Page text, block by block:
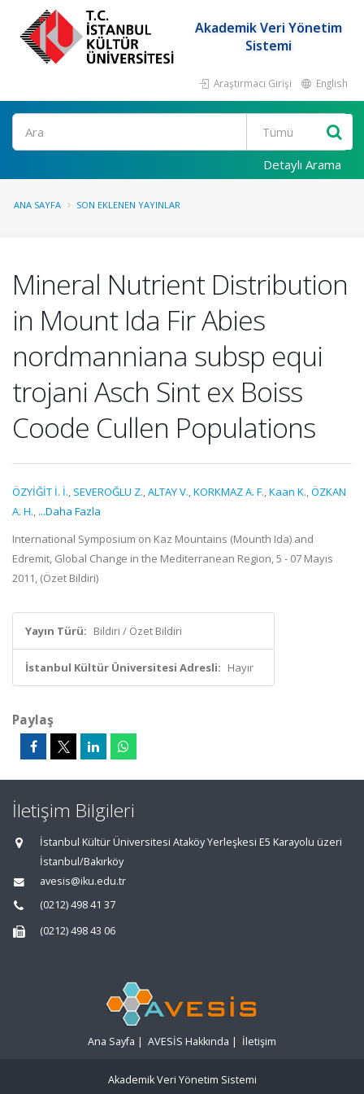
Akademik Veri Yönetim
Sistemi
Araştırmacı Girişi English
Ara
Detaylı Arama
ANA SAYFA SON EKLENEN YAYINLAR
Mineral Nutrient Distribution
in Mount Ida Fir Abies
nordmanniana subsp equi
trojani Asch Sint ex Boiss
Coode Cullen Populations
ÖZYİĞİT İ. İ., SEVEROĞLU Z.,ALTAY V.,KORKMAZ A. F.,Kaan K.,ÖZKAN
A. H., ...Daha Fazla
International Symposium on Kaz Mountains (Mounth Ida) and
Edremit, Global Change in the Mediterranean Region, 5 - 07 Mayıs
2011, (Özet Bildiri)
Yayın Türü: Bildiri / Özet Bildiri
İstanbul Kültür Üniversitesi Adresli: Hayır
Paylaş
İletişim Bilgileri
İstanbul Kültür Üniversitesi Ataköy Yerleşkesi E5 Karayolu üzeri
İstanbul/Bakırköy
avesis@iku.edu.tr
(0212) 498 41 37
(0212) 498 43 06
Ana Sayfa | AVESİS Hakkında | İletişim
Akademik Veri Yönetim Sistemi